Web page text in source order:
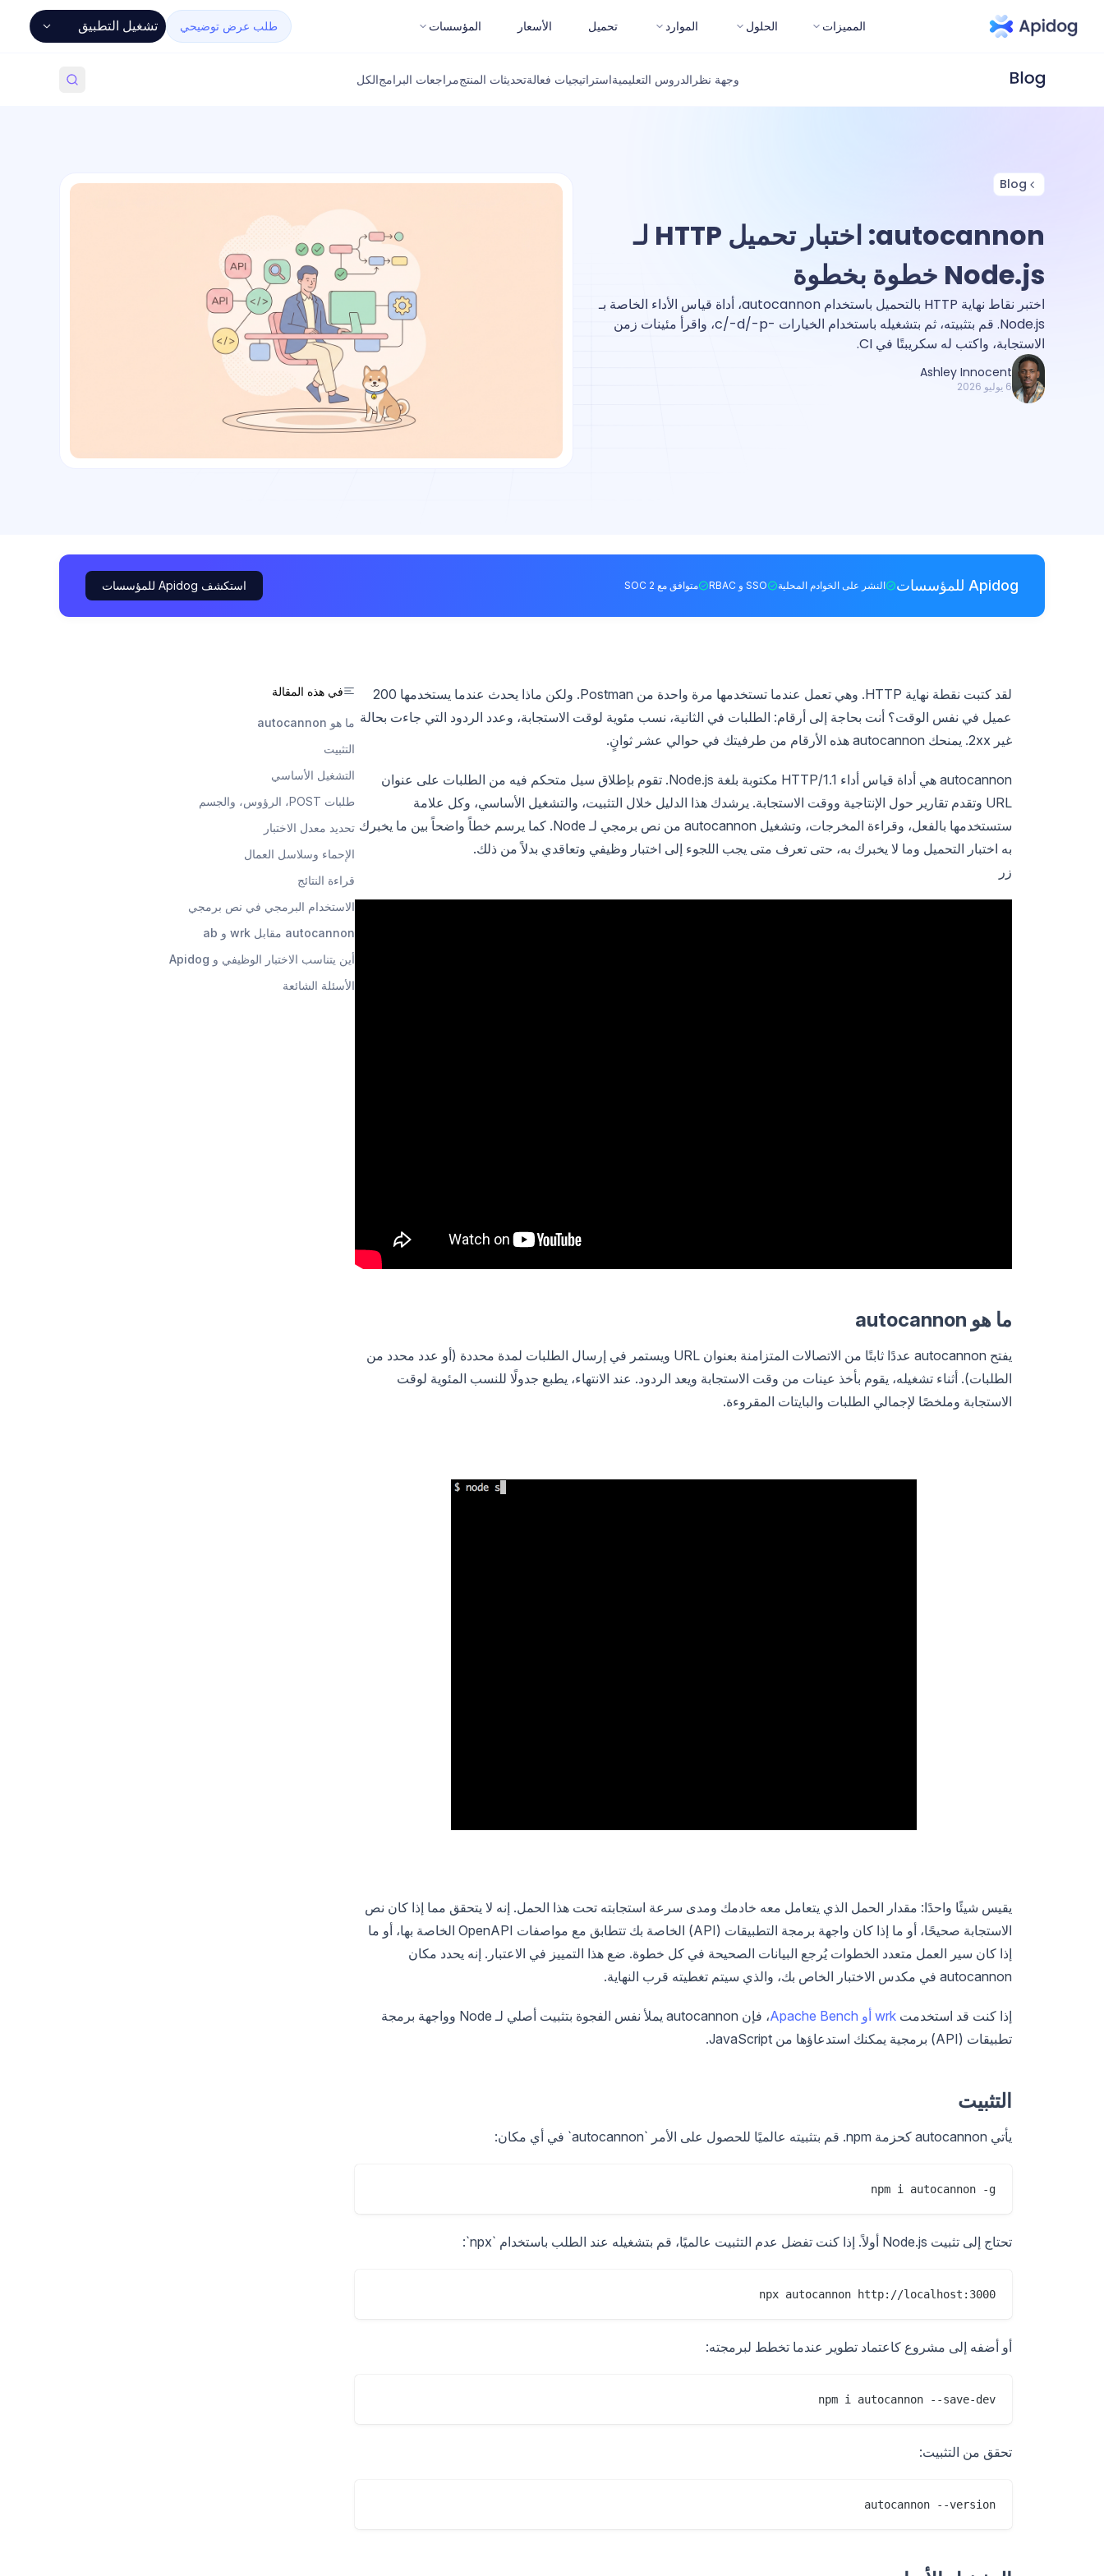
المميزات الحلول الموارد تحميل الأسعار المؤسسات طلب عرض توضيحي تشغيل التطبيق
وجهة نظر الدروس التعليميةاستراتيجيات فعالةتحديثات المنتجمراجعات البرامجالكل
Blog
autocannon: اختبار تحميل HTTP لـ
Node.js خطوة بخطوة
اختبر نقاط نهاية HTTP بالتحميل باستخدام autocannon، أداة قياس الأداء الخاصة بـ
Node.js. قم بتثبيته، ثم بتشغيله باستخدام الخيارات -c/-d/-p، واقرأ مئينات زمن
الاستجابة، واكتب له سكريبتًا في CI.
Ashley Innocent
6 يوليو 2026
Apidog للمؤسسات النشر على الخوادم المحلية SSO و RBAC متوافق مع SOC 2 استكشف Apidog للمؤسسات
لقد كتبت نقطة نهاية HTTP. وهي تعمل عندما تستخدمها مرة واحدة من Postman. ولكن ماذا يحدث عندما يستخدمها 200
عميل في نفس الوقت؟ أنت بحاجة إلى أرقام: الطلبات في الثانية، نسب مئوية لوقت الاستجابة، وعدد الردود التي جاءت بحالة
غير 2xx. يمنحك autocannon هذه الأرقام من طرفيتك في حوالي عشر ثوانٍ.
autocannon هي أداة قياس أداء HTTP/1.1 مكتوبة بلغة Node.js. تقوم بإطلاق سيل متحكم فيه من الطلبات على عنوان
URL وتقدم تقارير حول الإنتاجية ووقت الاستجابة. يرشدك هذا الدليل خلال التثبيت، والتشغيل الأساسي، وكل علامة
ستستخدمها بالفعل، وقراءة المخرجات، وتشغيل autocannon من نص برمجي لـ Node. كما يرسم خطاً واضحاً بين ما يخبرك
به اختبار التحميل وما لا يخبرك به، حتى تعرف متى يجب اللجوء إلى اختبار وظيفي وتعاقدي بدلاً من ذلك.
زر
ما هو autocannon
يفتح autocannon عددًا ثابتًا من الاتصالات المتزامنة بعنوان URL ويستمر في إرسال الطلبات لمدة محددة (أو عدد محدد من
الطلبات). أثناء تشغيله، يقوم بأخذ عينات من وقت الاستجابة ويعد الردود. عند الانتهاء، يطبع جدولًا للنسب المئوية لوقت
الاستجابة وملخصًا لإجمالي الطلبات والبايتات المقروءة.
يقيس شيئًا واحدًا: مقدار الحمل الذي يتعامل معه خادمك ومدى سرعة استجابته تحت هذا الحمل. إنه لا يتحقق مما إذا كان نص
الاستجابة صحيحًا، أو ما إذا كان واجهة برمجة التطبيقات (API) الخاصة بك تتطابق مع مواصفات OpenAPI الخاصة بها، أو ما
إذا كان سير العمل متعدد الخطوات يُرجع البيانات الصحيحة في كل خطوة. ضع هذا التمييز في الاعتبار. إنه يحدد مكان
autocannon في مكدس الاختبار الخاص بك، والذي سيتم تغطيته قرب النهاية.
إذا كنت قد استخدمت wrk أو Apache Bench
، فإن autocannon يملأ نفس الفجوة بتثبيت أصلي لـ Node وواجهة برمجة
تطبيقات (API) برمجية يمكنك استدعاؤها من JavaScript.
التثبيت
يأتي autocannon كحزمة npm. قم بتثبيته عالميًا للحصول على الأمر `autocannon` في أي مكان:
npm i autocannon -g
تحتاج إلى تثبيت Node.js أولاً. إذا كنت تفضل عدم التثبيت عالميًا، قم بتشغيله عند الطلب باستخدام `npx`:
npx autocannon http://localhost:3000
أو أضفه إلى مشروع كاعتماد تطوير عندما تخطط لبرمجته:
npm i autocannon --save-dev
تحقق من التثبيت:
autocannon --version
في هذه المقالة
ما هو autocannon
التثبيت
التشغيل الأساسي
طلبات POST، الرؤوس، والجسم
تحديد معدل الاختبار
الإحماء وسلاسل العمال
قراءة النتائج
الاستخدام البرمجي في نص برمجي
autocannon مقابل wrk و ab
أين يتناسب الاختبار الوظيفي و Apidog
الأسئلة الشائعة